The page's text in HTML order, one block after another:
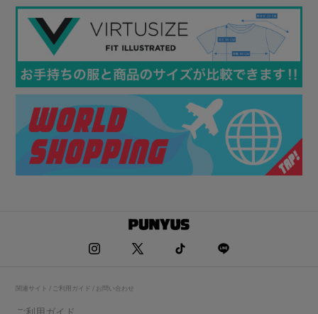
関連サイト / ご利用ガイド / お問い合わせ
ご利用ガイド